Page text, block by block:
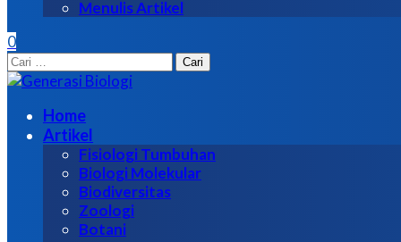
Menulis Artikel
0
Cari
untuk:
Home
Artikel
Fisiologi Tumbuhan
Biologi Molekular
Biodiversitas
Zoologi
Botani